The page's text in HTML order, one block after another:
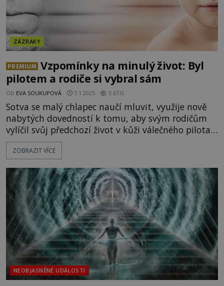
ZÁZRAKY
PREMIUM
Vzpomínky na minulý život: Byl
pilotem a rodiče si vybral sám
OD EVA SOUKUPOVÁ 7.1.2025 3.6TIS
Sotva se malý chlapec naučí mluvit, využije nově
nabytých dovedností k tomu, aby svým rodičům
vylíčil svůj předchozí život v kůži válečného pilota.
Jeho šokující vyprávění se k překvapení všech
ukáže jako pravdivé. Skutečně je tento Američan
mnoho let jsou vyprávění dětí, které tvrdí, že si
vzpomínají na minul
ZOBRAZIT VÍCE
NEOBJASNĚNÉ UDÁLOSTI